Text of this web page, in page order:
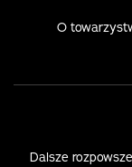
O
Dalsze